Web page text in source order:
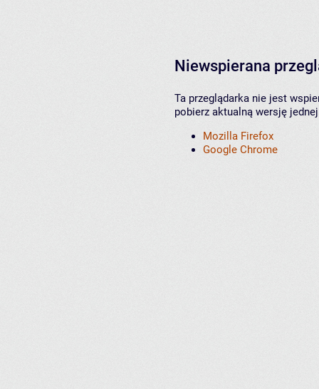
Niewspierana
Ta przeglądarka nie jest
pobierz aktualną wersję
Mozilla Firefox
Google Chrome